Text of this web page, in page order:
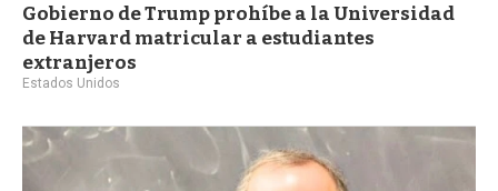
Gobierno de Trump prohíbe a la Universidad
de Harvard matricular a estudiantes
extranjeros
Estados Unidos